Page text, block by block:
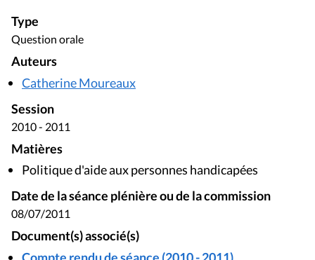
Type
Question orale
Auteurs
Catherine Moureaux
Session
2010 - 2011
Matières
Politique d'aide aux personnes handicapées
Date de la séance plénière ou de la commission
08/07/2011
Document(s) associé(s)